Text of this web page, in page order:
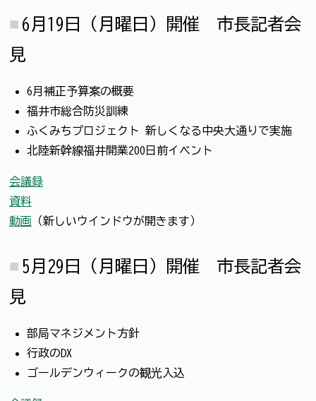
6月19日（月曜日）開催 市長記者会
見
6月補正予算案の概要
福井市総合防災訓練
ふくみちプロジェクト 新しくなる中央大通りで実施
北陸新幹線福井開業200日前イベント
会議録
資料
動画 （新しいウインドウが開きます）
5月29日（月曜日）開催 市長記者会
見
部局マネジメント方針
行政のDX
ゴールデンウィークの観光入込